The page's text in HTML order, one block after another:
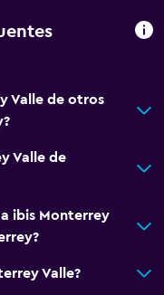
Valle de otros
Valle de
ibis Monterrey
Valle?